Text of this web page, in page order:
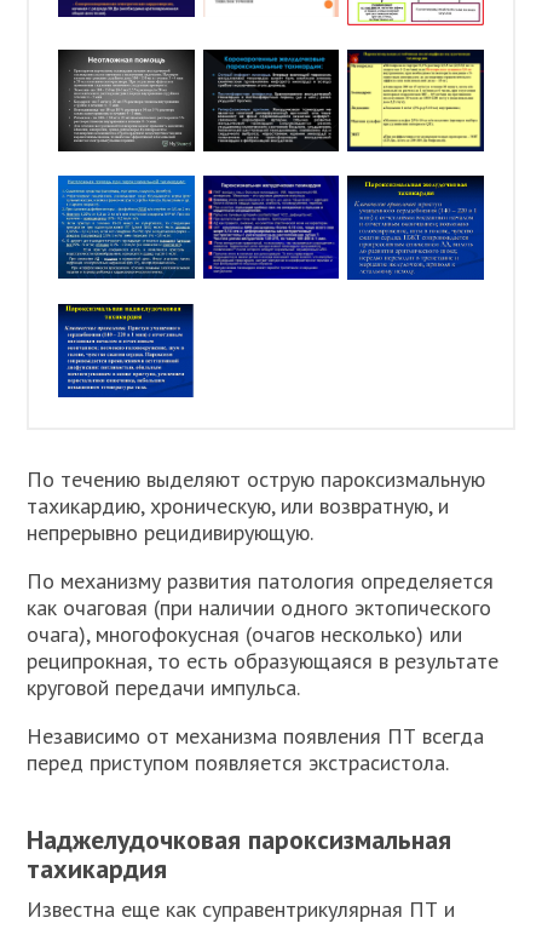
По течению выделяют острую пароксизмальную
тахикардию, хроническую, или возвратную, и
непрерывно рецидивирующую.
По механизму развития патология определяется
как очаговая (при наличии одного эктопического
очага), многофокусная (очагов несколько) или
реципрокная, то есть образующаяся в результате
круговой передачи импульса.
Независимо от механизма появления ПТ всегда
перед приступом появляется экстрасистола.
Наджелудочковая пароксизмальная
тахикардия
Известна еще как суправентрикулярная ПТ и